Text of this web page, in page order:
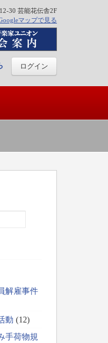
30 芸能花伝舎2F
マップで見る
ログイン
解雇事件
動 (12)
手荷物規